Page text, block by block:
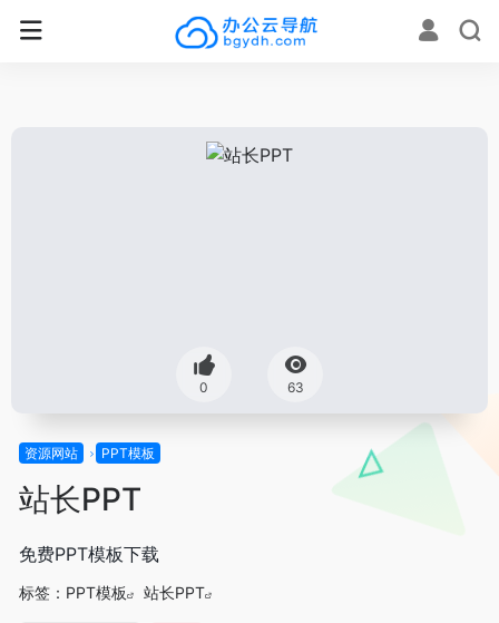
0 63
资源网站 PPT模板
站长PPT
免费PPT模板下载
标签： PPT模板 站长PPT